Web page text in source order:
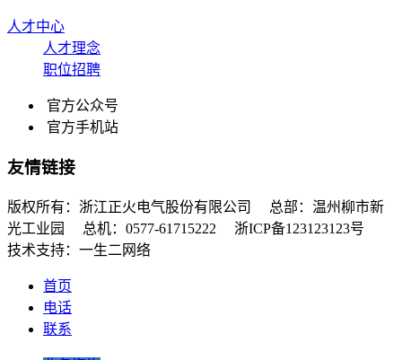
人才中心
人才理念
职位招聘
官方公众号
官方手机站
友情链接
版权所有：浙江正火电气股份有限公司 总部：温州柳市新
光工业园 总机：0577-61715222 浙ICP备123123123号
技术支持：一生二网络
首页
电话
联系